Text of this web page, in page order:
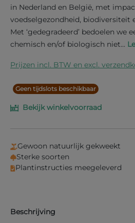
in Nederland en België, met
voedselgezondheid, biodiversiteit
Met ‘gedegradeerd’ bedoelen we
chemisch en/of biologisch niet...
Prijzen incl. BTW en excl.
Geen tijdslots beschikbaar
Bekijk winkelvoorraad
Gewoon natuurlijk gekweekt
Sterke soorten
Plantinstructies meegeleverd
Beschrijving